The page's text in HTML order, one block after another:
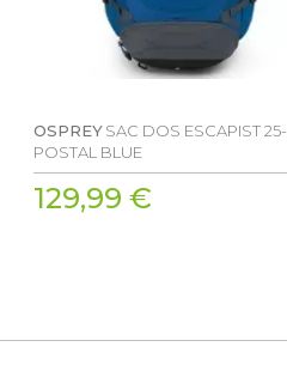
OSPREYSAC DOS ESCAPIST 25-
POSTAL BLUE
129,99 €